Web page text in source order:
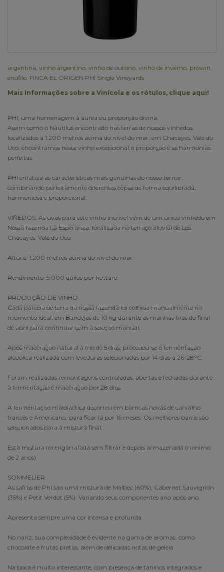
argentina vinho argentino vinho de outono vinho de inverno prowin
enofilo FINCA EL ORIGEN PHI Single Vineyards
Mais Informações sobre a Vinícola e os rótulos, clique aqui!
PHI, uma homenagem à áurea ou proporção divina.
Assim como o Nautilus encontrado nas terras de nossos vinhedos,
localizados a 1.200 metros acima do nível do mar, em Chacayes, Vale do
Uco, encontramos neste vinho excepcional a proporção e as harmonias
perfeitas.
PHI enfatiza as características mais genuínas do nosso terroir,
combinando perfeitamente diferentes cepas de forma equilibrada,
harmoniosa e proporcional.
VIÑEDOS: As uvas para este vinho incrível vêm de um único vinhedo em
Nossa fazenda La Esperanza, localizada no terraço aluvial de Los
Chacayes, Vale do Uco.
Altura: 1.200 metros acima do nível do mar.
Rendimento: 5.000 quilos por hectare.
PRODUÇÃO DE VINHO
Cada parcela de terra da nossa fazenda foi colhida manualmente no
momento ideal, em Bandejas de 10 kg durante as manhãs frias do final
de abril para continuar com a seleção manual.
Após maceração natural a frio de 5 dias, procedeu-se à fermentação
alcoólica realizada com leveduras selecionadas por 14 dias a 26-28°C.
Foram realizadas remontagens controladas, abertas e fechadas durante
a fermentação e maceração por 28 dias.
A fermentação maloláctica decorreu em barricas novas de carvalho
francês e Americano, para ficar lá por 16 meses. Os melhores barris são
selecionados para a mistura final.
Esta mistura foi engarrafada sem filtrar e depois armazenada (mínimo
de 2 anos)
SOMMELIER
As safras de Phi são uma mistura de Malbec (60%), Cabernet Sauvignon
(35%) e Petit Verdot (5%). Variando seus componentes ano após ano.
Apresenta sempre uma cor intensa e profunda.
No nariz, sua complexidade é evidente na gama de aromas, como
chocolate e frutas pretas, além de delicadas notas de geleia.
Na boca é muito interessante, com presença de taninos integrados e